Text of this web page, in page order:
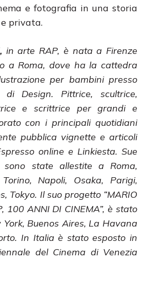
e fotografia in una storia
privata.
in arte RAP, è nata a Firenze
a Roma, dove ha la cattedra
per bambini presso
di Design. Pittrice, scultrice,
e scrittrice per grandi e
con i principali quotidiani
pubblica vignette e articoli
online e Linkiesta. Sue
sono state allestite a Roma,
Napoli, Osaka, Parigi,
Tokyo. Il suo progetto “MARIO
100 ANNI DI CINEMA”, è stato
Buenos Aires, La Havana
In Italia è stato esposto in
del Cinema di Venezia